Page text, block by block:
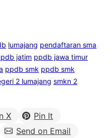
lumajang pendaftaran sma
jatim ppdb jawa timur
ppdb smk ppdb smk
2 lumajang smkn 2
X
Pin It
Send on Email